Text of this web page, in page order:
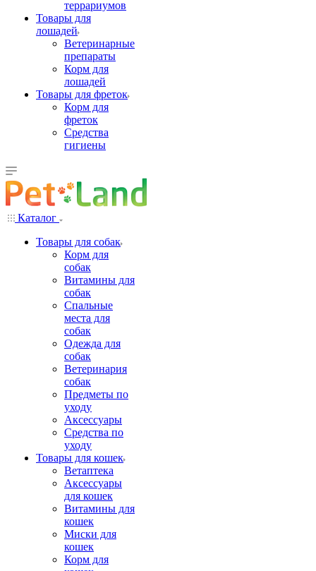
террариумов
Товары для
лошадей
Ветеринарные
препараты
Корм для
лошадей
Товары для фреток
Корм для
фреток
Средства
гигиены
Каталог
Товары для собак
Корм для
собак
Витамины для
собак
Спальные
места для
собак
Одежда для
собак
Ветеринария
собак
Предметы по
уходу
Аксессуары
Средства по
уходу
Товары для кошек
Ветаптека
Аксессуары
для кошек
Витамины для
кошек
Миски для
кошек
Корм для